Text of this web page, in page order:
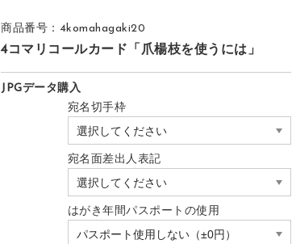
商品番号：4komahagaki20
4コマリコールカード「爪楊枝を使うには」
JPGデータ購入
宛名切手枠
宛名面差出人表記
はがき年間パスポートの使用